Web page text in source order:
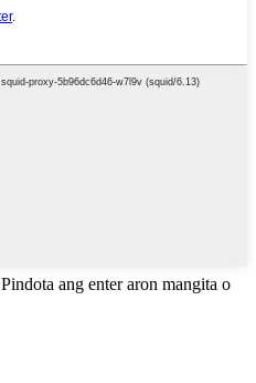
Pindota ang enter aron mangita o